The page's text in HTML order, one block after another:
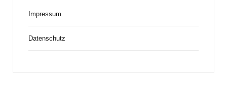
Impressum
Datenschutz